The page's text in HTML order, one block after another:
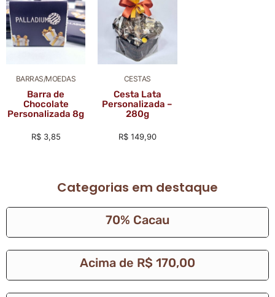
BARRAS/MOEDAS
Barra de
Chocolate
Personalizada 8g
R$3,85
CESTAS
Cesta Lata
Personalizada –
280g
R$149,90
Categorias em destaque
70% Cacau
Acima de R$ 170,00